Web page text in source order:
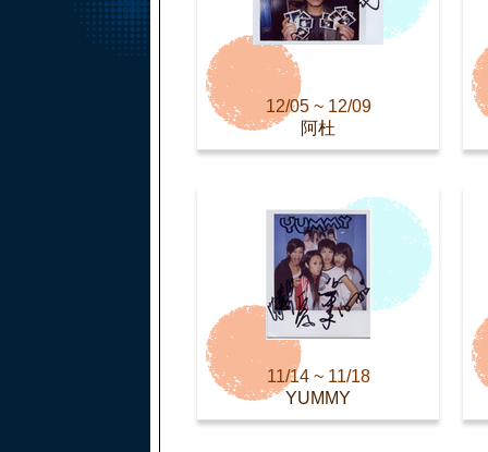
12/05 ~ 12/09
阿杜
11/14 ~ 11/18
YUMMY